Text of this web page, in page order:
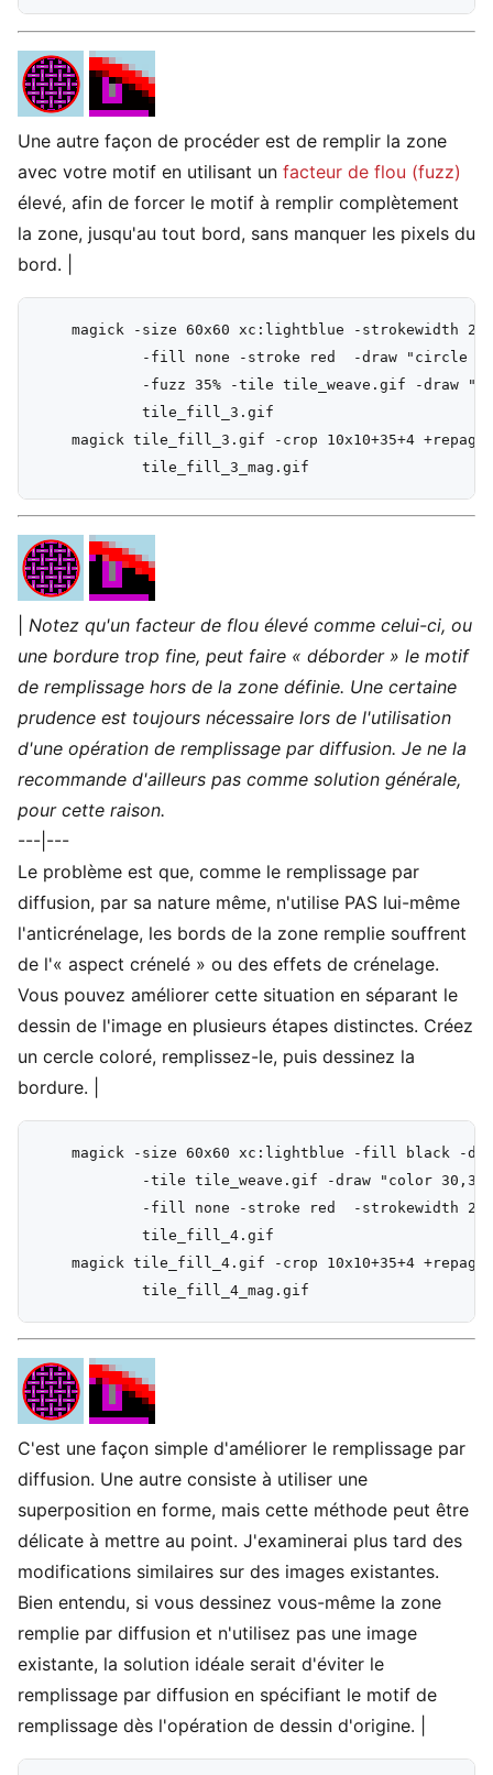
Une autre façon de procéder est de remplir la zone
avec votre motif en utilisant un facteur de flou (fuzz)
élevé, afin de forcer le motif à remplir complètement
la zone, jusqu'au tout bord, sans manquer les pixels du
bord. |
    magick -size 60x60 xc:lightblue -strokewidth 2 \
-fill none -stroke red  -draw "circle
-fuzz 35% -tile tile_weave.gif -draw
            tile_fill_3.gif
magick tile_fill_3.gif -crop 10x10+35+4 +repage
Notez qu'un facteur de flou élevé comme celui-ci, ou
une bordure trop fine, peut faire « déborder » le motif
de remplissage hors de la zone définie. Une certaine
prudence est toujours nécessaire lors de l'utilisation
d'une opération de remplissage par diffusion. Je ne la
recommande d'ailleurs pas comme solution générale,
pour cette raison.
---|---
Le problème est que, comme le remplissage par
diffusion, par sa nature même, n'utilise PAS lui-même
l'anticrénelage, les bords de la zone remplie souffrent
de l'« aspect crénelé » ou des effets de crénelage.
Vous pouvez améliorer cette situation en séparant le
dessin de l'image en plusieurs étapes distinctes. Créez
un cercle coloré, remplissez-le, puis dessinez la
bordure. |
magick -size 60x60 xc:lightblue -fill black -
-tile tile_weave.gif -draw "color 30,30
-fill none -stroke red  -strokewidth 2
            tile_fill_4.gif
magick tile_fill_4.gif -crop 10x10+35+4 +repage
C'est une façon simple d'améliorer le remplissage par
diffusion. Une autre consiste à utiliser une
superposition en forme, mais cette méthode peut être
délicate à mettre au point. J'examinerai plus tard des
modifications similaires sur des images existantes.
Bien entendu, si vous dessinez vous-même la zone
remplie par diffusion et n'utilisez pas une image
existante, la solution idéale serait d'éviter le
remplissage par diffusion en spécifiant le motif de
remplissage dès l'opération de dessin d'origine. |